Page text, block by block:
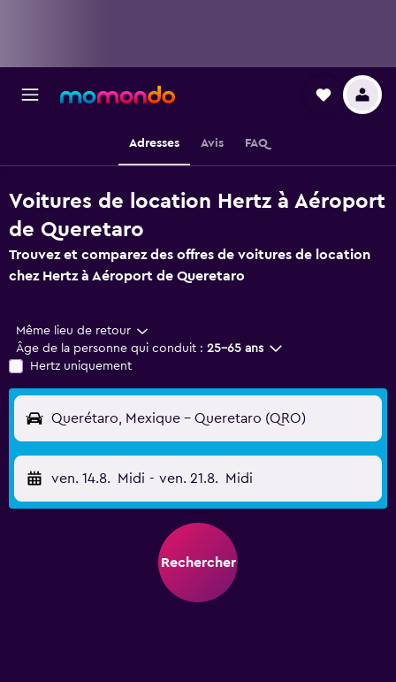
Adresses Avis FAQ
Voitures de location Hertz à Aéroport
de Queretaro
Trouvez et comparez des offres de voitures de location
chez Hertz à Aéroport de Queretaro
Même lieu de retour
Âge de la personne qui conduit : 25-65 ans
Hertz uniquement
Querétaro, Mexique - Queretaro (QRO)
ven. 14.8. Midi - ven. 21.8. Midi
Rechercher